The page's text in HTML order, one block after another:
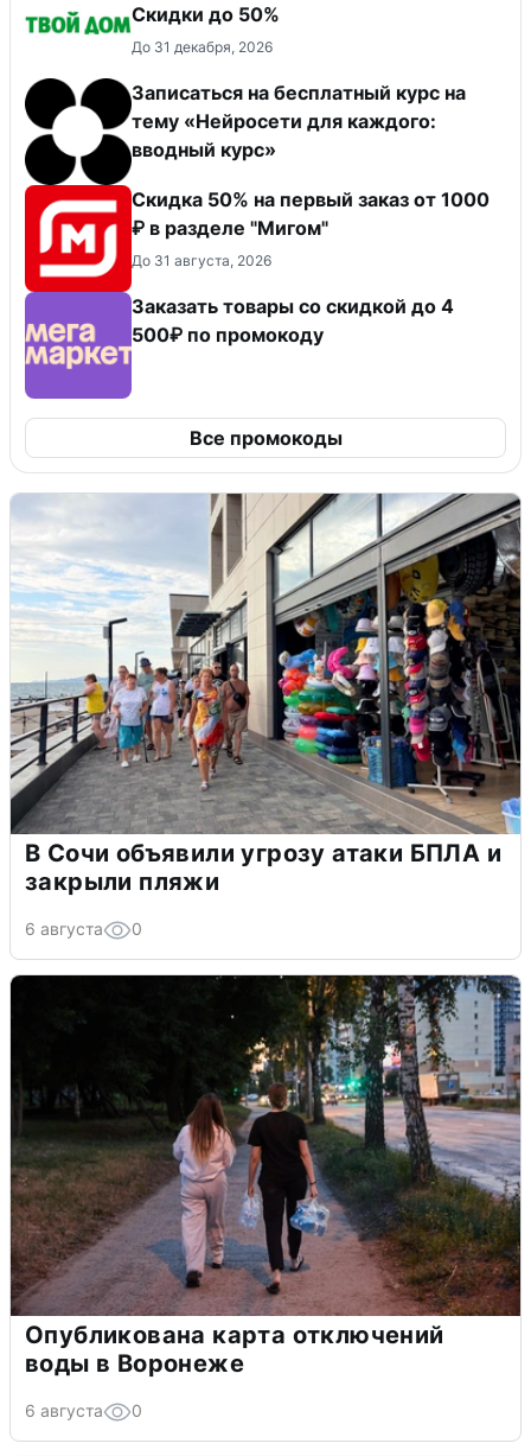
Скидки до 50%
До 31 декабря, 2026
Записаться на бесплатный курс на
тему «Нейросети для каждого:
вводный курс»
Скидка 50% на первый заказ от 1000
₽ в разделе "Мигом"
До 31 августа, 2026
Заказать товары со скидкой до 4
500₽ по промокоду
Все промокоды
В Сочи объявили угрозу атаки БПЛА и
закрыли пляжи
6 августа 0
Опубликована карта отключений
воды в Воронеже
6 августа 0